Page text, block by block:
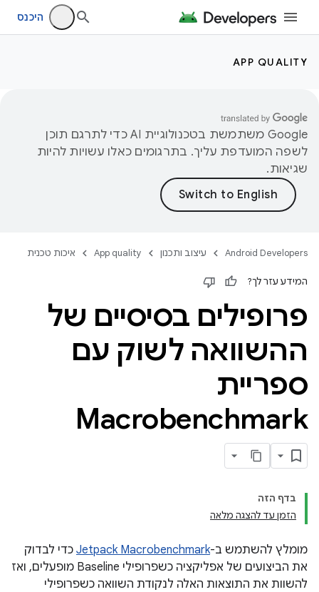
היכנס
APP QUALITY
‫Google משתמשת בטכנולוגיית AI כדי לתרגם תוכן
לשפה המועדפת עליך. בתרגומים כאלו עשויות להיות
שגיאות.
Android Developers עיצוב ותכנון App quality איכות טכנית
המידע עזר לך?
פרופילים בסיסיים של
ההשוואה לשוק עם
ספריית
Macrobenchmark
בדף הזה
הזמן עד להצגה מלאה
מומלץ להשתמש ב-Jetpack Macrobenchmark כדי לבדוק
את הביצועים של אפליקציה כשפרופילי Baseline מופעלים, ואז
להשוות את התוצאות האלה לנקודת השוואה כשפרופילי